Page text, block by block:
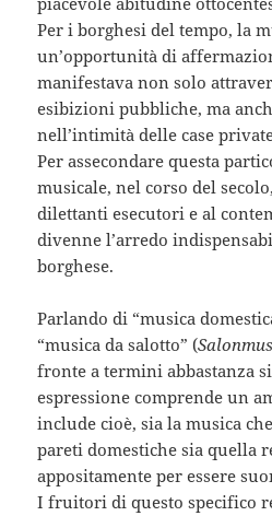
Per i borghesi del tempo, la
un’opportunità di
manifestava non solo
esibizioni pubbliche, ma
nell’intimità delle case
Per assecondare questa
musicale, nel corso del
dilettanti esecutori e al
divenne l’arredo
borghese.
Parlando di “musica
“musica da salotto” (
fronte a termini abbastanza
espressione comprende un
include cioè, sia la musica
pareti domestiche sia quella
appositamente per essere
I fruitori di questo specifico